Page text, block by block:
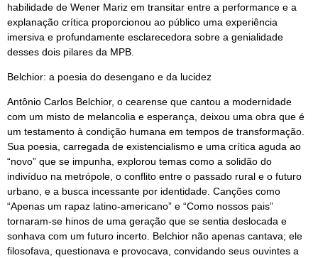
habilidade de Wener Mariz em transitar entre a performance e a
explanação crítica proporcionou ao público uma experiência
imersiva e profundamente esclarecedora sobre a genialidade
desses dois pilares da MPB.
Belchior: a poesia do desengano e da lucidez
Antônio Carlos Belchior, o cearense que cantou a modernidade
com um misto de melancolia e esperança, deixou uma obra que é
um testamento à condição humana em tempos de transformação.
Sua poesia, carregada de existencialismo e uma crítica aguda ao
“novo” que se impunha, explorou temas como a solidão do
indivíduo na metrópole, o conflito entre o passado rural e o futuro
urbano, e a busca incessante por identidade. Canções como
“Apenas um rapaz latino-americano” e “Como nossos pais”
tornaram-se hinos de uma geração que se sentia deslocada e
sonhava com um futuro incerto. Belchior não apenas cantava; ele
filosofava, questionava e provocava, convidando seus ouvintes a